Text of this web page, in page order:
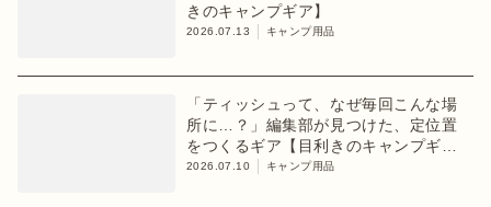
きのキャンプギア】
2026.07.13 キャンプ用品
「ティッシュって、なぜ毎回こんな場
所に…？」編集部が見つけた、定位置
をつくるギア【目利きのキャンプギ
ア】
2026.07.10 キャンプ用品